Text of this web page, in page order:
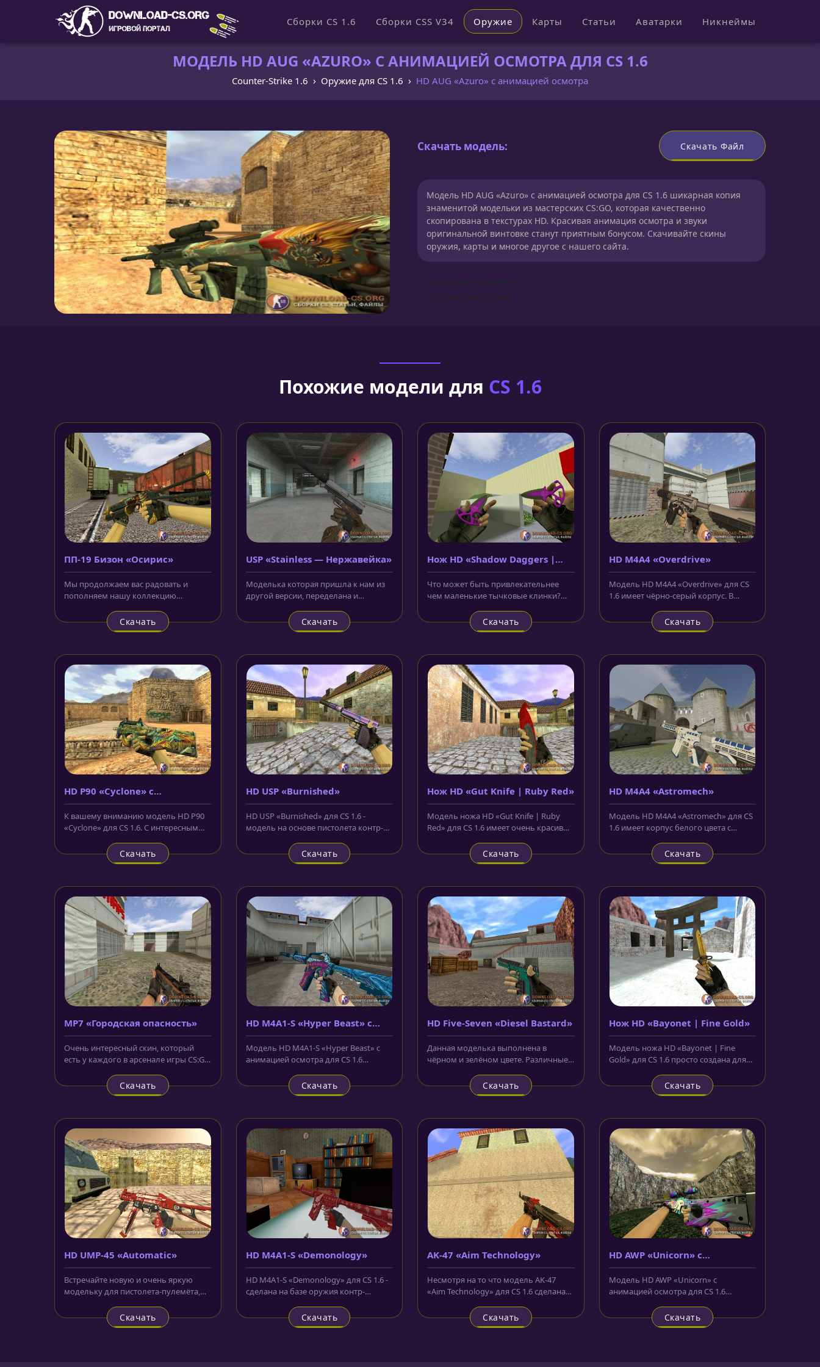
Сборки CS 1.6 Сборки CSS V34 Оружие Карты Статьи Аватарки Никнеймы
МОДЕЛЬ HD AUG «AZURO» С АНИМАЦИЕЙ ОСМОТРА ДЛЯ CS 1.6
Counter-Strike 1.6 Оружие для CS 1.6 HD AUG «Azuro» с анимацией осмотра
Скачать модель: Скачать Файл
Модель HD AUG «Azuro» с анимацией осмотра для CS 1.6 шикарная копия
знаменитой модельки из мастерских CS:GO, которая качественно
скопирована в текстурах HD. Красивая анимация осмотра и звуки
оригинальной винтовке станут приятным бонусом. Скачивайте скины
оружия, карты и многое другое с нашего сайта.
Похожие модели для CS 1.6
ПП-19 Бизон «Осирис»
Мы продолжаем вас радовать и
пополняем нашу коллекцию
CS 1.6. Этот...
Скачать
USP «Stainless — Нержавейка»
Моделька которая пришла к нам из
другой версии, переделана и
Скачивайте...
Скачать
Нож HD «Shadow Daggers |
Ultraviolet»
Что может быть привлекательнее
чем маленькие тычковые клинки?
Daggers...
Скачать
HD M4A4 «Overdrive»
Модель HD M4A4 «Overdrive» для CS
1.6 имеет чёрно-серый корпус. В
Скачать
HD P90 «Cyclone» с
анимацией осмотра
К вашему вниманию модель HD P90
«Cyclone» для CS 1.6. С интересным
Скачать
HD USP «Burnished»
HD USP «Burnished» для CS 1.6 -
модель на основе пистолета контр-
Скачать
Нож HD «Gut Knife | Ruby Red»
Модель ножа HD «Gut Knife | Ruby
Red» для CS 1.6 имеет очень красивый
Скачать
HD M4A4 «Astromech»
Модель HD M4A4 «Astromech» для CS
1.6 имеет корпус белого цвета с
Скачать
MP7 «Городская опасность»
Очень интересный скин, который
есть у каждого в арсенале игры CS:GO
Скачать
HD M4A1-S «Hyper Beast» с
анимацией осмотра
Модель HD M4A1-S «Hyper Beast» с
анимацией осмотра для CS 1.6
монстра,...
Скачать
HD Five-Seven «Diesel Bastard»
Данная моделька выполнена в
чёрном и зелёном цвете. Различные
геометрические...Скачать
Нож HD «Bayonet | Fine Gold»
Модель ножа HD «Bayonet | Fine
Gold» для CS 1.6 просто создана для
Скачать
HD UMP-45 «Automatic»
Встречайте новую и очень яркую
модельку для пистолета-пулемёта,
Скачать
HD M4A1-S «Demonology»
HD M4A1-S «Demonology» для CS 1.6 -
сделана на базе оружия контр-
Скачать
AK-47 «Aim Technology»
Несмотря на то что модель AK-47
«Aim Technology» для CS 1.6 сделана
Скачать
HD AWP «Unicorn» с
анимацией осмотра
Модель HD AWP «Unicorn» с
анимацией осмотра для CS 1.6
изображением на...Скачать